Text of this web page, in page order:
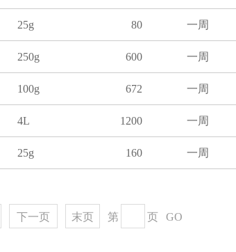
25g 80 一周
250g 600 一周
100g 672 一周
4L 1200 一周
25g 160 一周
下一页 末页 第 页 GO